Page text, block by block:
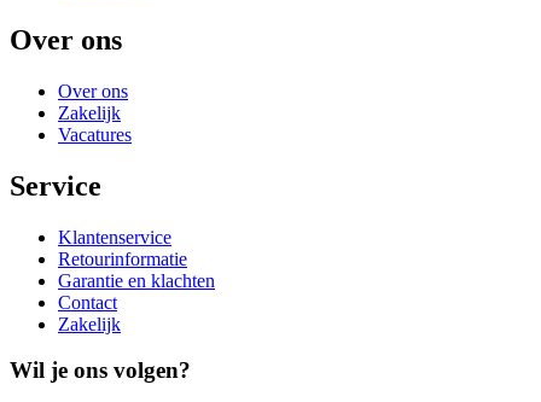
Over ons
Over ons
Zakelijk
Vacatures
Service
Klantenservice
Retourinformatie
Garantie en klachten
Contact
Zakelijk
Wil je ons volgen?